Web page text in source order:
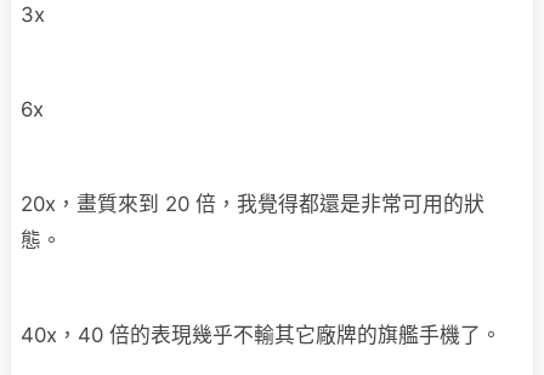
3x
6x
20x，畫質來到 20 倍，我覺得都還是非常可用的狀
態。
40x，40 倍的表現幾乎不輸其它廠牌的旗艦手機了。